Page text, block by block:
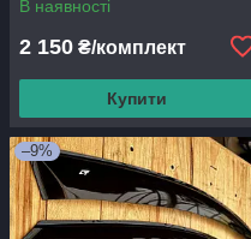
В наявності
2 150 ₴/комплект
Купити
–9%